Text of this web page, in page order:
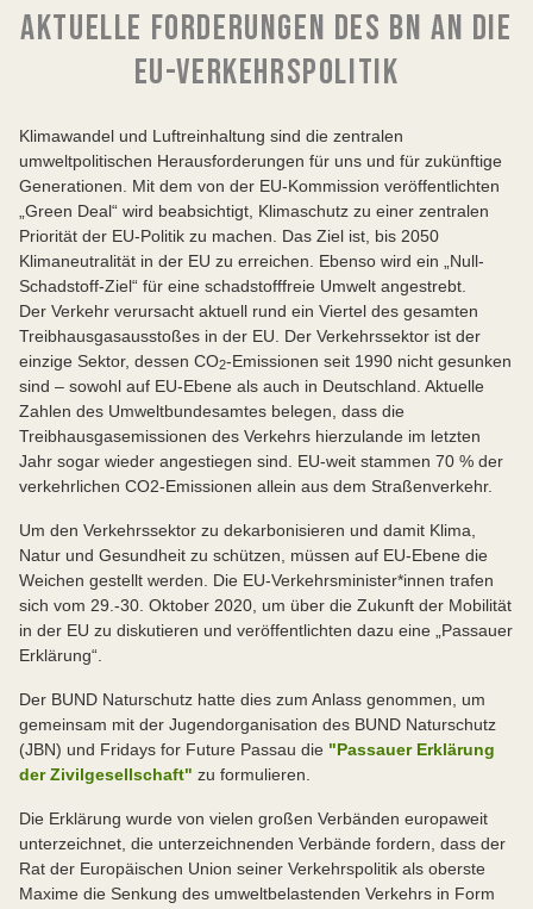
AKTUELLE FORDERUNGEN DES BN AN DIE
EU-VERKEHRSPOLITIK
Klimawandel und Luftreinhaltung sind die zentralen
umweltpolitischen Herausforderungen für uns und für zukünftige
Generationen. Mit dem von der EU-Kommission veröffentlichten
„Green Deal“ wird beabsichtigt, Klimaschutz zu einer zentralen
Priorität der EU-Politik zu machen. Das Ziel ist, bis 2050
Klimaneutralität in der EU zu erreichen. Ebenso wird ein „Null-
Schadstoff-Ziel“ für eine schadstofffreie Umwelt angestrebt.
Der Verkehr verursacht aktuell rund ein Viertel des gesamten
Treibhausgasausstoßes in der EU. Der Verkehrssektor ist der
einzige Sektor, dessen CO2-Emissionen seit 1990 nicht gesunken
sind – sowohl auf EU-Ebene als auch in Deutschland. Aktuelle
Zahlen des Umweltbundesamtes belegen, dass die
Treibhausgasemissionen des Verkehrs hierzulande im letzten
Jahr sogar wieder angestiegen sind. EU-weit stammen 70 % der
verkehrlichen CO2-Emissionen allein aus dem Straßenverkehr.
Um den Verkehrssektor zu dekarbonisieren und damit Klima,
Natur und Gesundheit zu schützen, müssen auf EU-Ebene die
Weichen gestellt werden. Die EU-Verkehrsminister*innen trafen
sich vom 29.-30. Oktober 2020, um über die Zukunft der Mobilität
in der EU zu diskutieren und veröffentlichten dazu eine „Passauer
Erklärung“.
Der BUND Naturschutz hatte dies zum Anlass genommen, um
gemeinsam mit der Jugendorganisation des BUND Naturschutz
(JBN) und Fridays for Future Passau die "Passauer Erklärung
der Zivilgesellschaft" zu formulieren.
Die Erklärung wurde von vielen großen Verbänden europaweit
unterzeichnet, die unterzeichnenden Verbände fordern, dass der
Rat der Europäischen Union seiner Verkehrspolitik als oberste
Maxime die Senkung des umweltbelastenden Verkehrs in Form